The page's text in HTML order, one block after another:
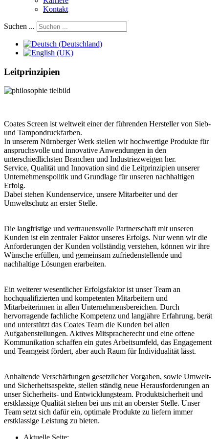
Kontakt
Suchen ...
Leitprinzipien
Coates Screen ist weltweit einer der führenden Hersteller von Sieb-
und Tampondruckfarben.
In unserem Nürnberger Werk stellen wir hochwertige Produkte für
anspruchsvolle und innovative Anwendungen in den
unterschiedlichsten Branchen und Industriezweigen her.
Service, Qualität und Innovation sind die Leitprinzipien unserer
Unternehmenspolitik und Grundlage für unseren nachhaltigen
Erfolg.
Dabei stehen Kundenservice, unsere Mitarbeiter und der
Umweltschutz an erster Stelle.
Die langfristige und vertrauensvolle Partnerschaft mit unseren
Kunden ist ein zentraler Faktor unseres Erfolgs. Nur wenn wir die
Anforderungen der Kunden vollständig verstehen, können wir ihre
Wünsche erfüllen, und gemeinsam zufriedenstellende und
nachhaltige Lösungen erarbeiten.
Ein weiterer wesentlicher Erfolgsfaktor ist unser Team an
hochqualifizierten und kompetenten Mitarbeitern und
Mitarbeiterinnen in allen Unternehmensbereichen. Durch
hervorragende fachliche Kompetenz und langjähre Erfahrung, berät
und unterstützt das Coates Team die Kunden bei allen
Aufgabenstellungen. Aktives Mitspracherecht und eine offene
Kommunikation schaffen ein gutes Arbeitsumfeld, das Engagement
und Teamgeist fördert, aber auch Raum für Individualität lässt.
Anhaltende Verschärfungen gesetzlicher Vorgaben, sowie Umwelt-
und Sicherheitsaspekte, stellen ständig neue Herausforderungen an
unser Sicherheits- und Entwicklungsteam. Produktsicherheit und
erstklassige Qualität stehen bei uns mit an oberster Stelle. Unser
Team setzt sich dafür ein, optimale Produkte zu liefern immer
erstklassige Leistung zu bieten.